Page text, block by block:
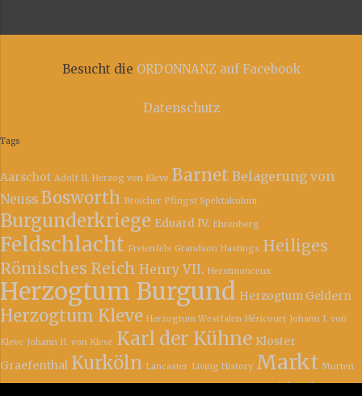
Besucht die ORDONNANZ auf Facebook
Datenschutz
Tags
Aarschot Adolf II. Herzog von Kleve Barnet Belagerung von
Neuss Bosworth Broicher Pfingst Spektakulum
Burgunderkriege Eduard IV. Ehrenberg
Feldschlacht Freienfels Grandson Hastings Heiliges
Römisches Reich Henry VII. Herstmonceux
Herzogtum Burgund Herzogtum Geldern
Herzogtum Kleve Herzogtum Westfalen Héricourt Johann I. von
Kleve Johann II. von Kleve Karl der Kühne Kloster
Graefenthal Kurköln Lancaster Living History Markt Murten
Richard III.